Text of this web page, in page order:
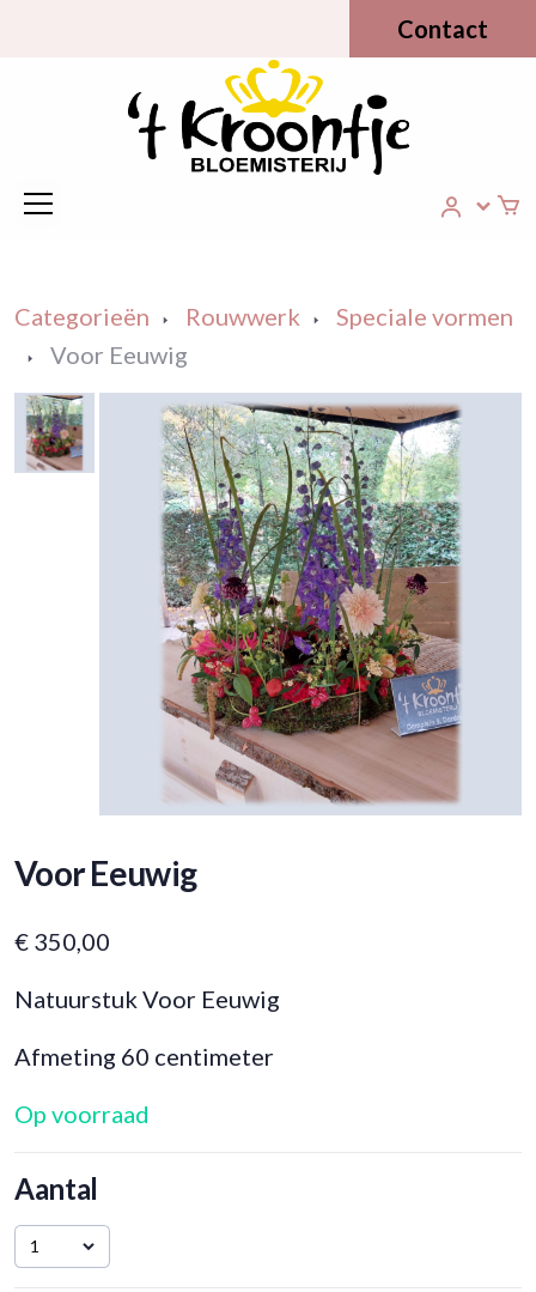
Contact
Categorieën Rouwwerk
Speciale vormen
Voor Eeuwig
Voor Eeuwig
€ 350,00
Natuurstuk Voor Eeuwig
Afmeting 60 centimeter
Op voorraad
Aantal
1